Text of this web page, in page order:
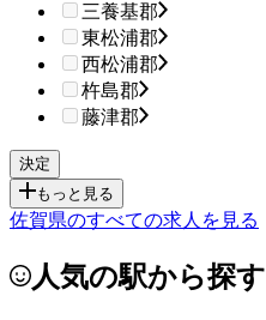
三養基郡
東松浦郡
西松浦郡
杵島郡
藤津郡
もっと見る
佐賀県のすべての求人を見る
人気の駅から探す